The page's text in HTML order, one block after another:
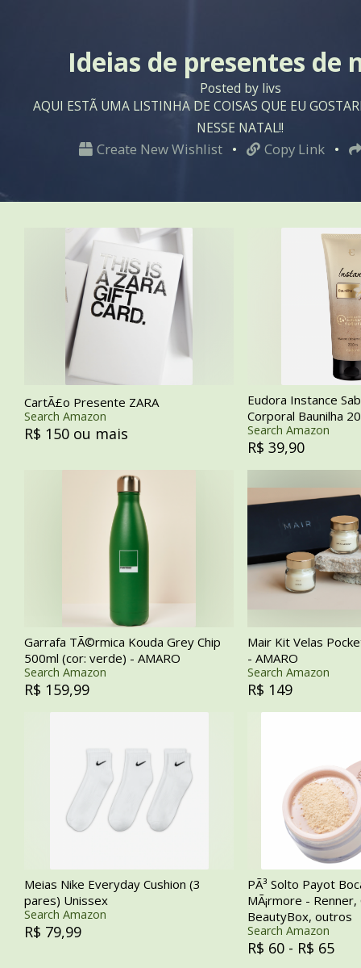
Ideias de presentes de
Posted by livs
AQUI ESTÃ UMA LISTINHA DE COISAS QUE EU
NESSE NATAL!!
Create New Wishlist • Copy Link •
CartÃ£o Presente ZARA
Search Amazon
R$ 150 ou mais
Eudora Instance
Corporal Baunilha
Search Amazon
R$ 39,90
Garrafa TÃ©rmica Kouda Grey Chip
500ml (cor: verde) - AMARO
Search Amazon
R$ 159,99
Mair Kit Velas
- AMARO
Search Amazon
R$ 149
Meias Nike Everyday Cushion (3
pares) Unissex
Search Amazon
R$ 79,99
PÃ³ Solto Payot
MÃ¡rmore - Renner,
BeautyBox, outros
Search Amazon
R$ 60 - R$ 65